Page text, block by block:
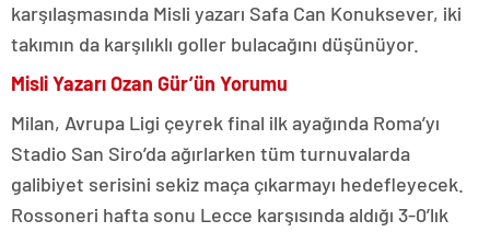
karşılaşmasında Misli yazarı Safa Can Konuksever, iki
takımın da karşılıklı goller bulacağını düşünüyor.
Misli Yazarı Ozan Gür’ün Yorumu
Milan, Avrupa Ligi çeyrek final ilk ayağında Roma’yı
Stadio San Siro’da ağırlarken tüm turnuvalarda
galibiyet serisini sekiz maça çıkarmayı hedefleyecek.
Rossoneri hafta sonu Lecce karşısında aldığı 3-0’lık